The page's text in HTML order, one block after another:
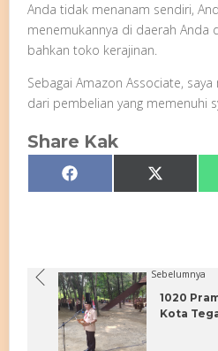
Anda tidak menanam sendiri,
menemukannya di daerah Anda
bahkan toko kerajinan.
Sebagai Amazon Associate,
dari pembelian yang memenuhi
Share Kak
Share
on
Facebook Share
on
X
(Twitter)
Sebelumnya
1020
Kota